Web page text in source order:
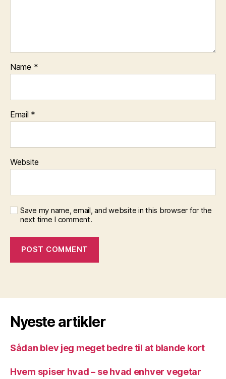
Name *
Email *
Website
Save my name, email, and website in this browser for the
next time I comment.
Nyeste artikler
Sådan blev jeg meget bedre til at blande kort
Hvem spiser hvad – se hvad enhver vegetar